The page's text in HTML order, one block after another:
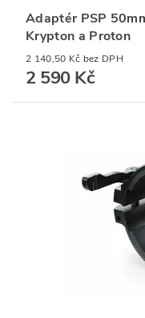
Adaptér PSP
Krypton a Proton
2 140,50 Kč bez DPH
2 590 Kč